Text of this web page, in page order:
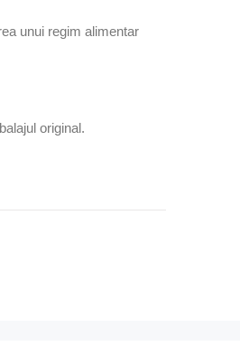
unui regim alimentar
original.